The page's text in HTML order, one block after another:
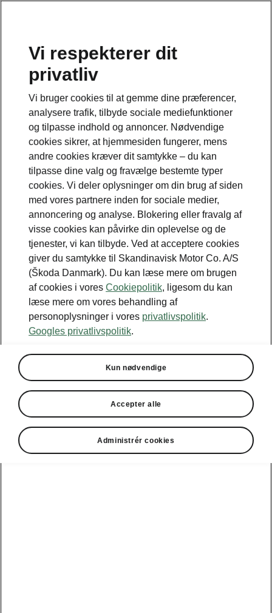
Vi respekterer dit
privatliv
Vi bruger cookies til at gemme dine præferencer,
analysere trafik, tilbyde sociale mediefunktioner
og tilpasse indhold og annoncer. Nødvendige
cookies sikrer, at hjemmesiden fungerer, mens
andre cookies kræver dit samtykke – du kan
tilpasse dine valg og fravælge bestemte typer
cookies. Vi deler oplysninger om din brug af siden
med vores partnere inden for sociale medier,
annoncering og analyse. Blokering eller fravalg af
visse cookies kan påvirke din oplevelse og de
tjenester, vi kan tilbyde. Ved at acceptere cookies
giver du samtykke til Skandinavisk Motor Co. A/S
(Škoda Danmark). Du kan læse mere om brugen
af cookies i vores Cookiepolitik, ligesom du kan
læse mere om vores behandling af
personoplysninger i vores privatlivspolitik.
Googles privatlivspolitik.
Kun nødvendige
Accepter alle
Administrér cookies